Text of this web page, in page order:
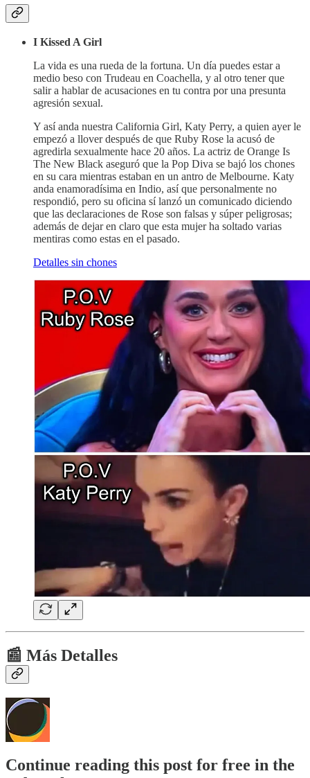
I Kissed A Girl
La vida es una rueda de la fortuna. Un día puedes estar a
medio beso con Trudeau en Coachella, y al otro tener que
salir a hablar de acusaciones en tu contra por una presunta
agresión sexual.
Y así anda nuestra California Girl, Katy Perry, a quien ayer le
empezó a llover después de que Ruby Rose la acusó de
agredirla sexualmente hace 20 años. La actriz de Orange Is
The New Black aseguró que la Pop Diva se bajó los chones
en su cara mientras estaban en un antro de Melbourne. Katy
anda enamoradísima en Indio, así que personalmente no
respondió, pero su oficina sí lanzó un comunicado diciendo
que las declaraciones de Rose son falsas y súper peligrosas;
además de dejar en claro que esta mujer ha soltado varias
mentiras como estas en el pasado.
Detalles sin chones
📰 Más Detalles
Continue reading this post for free in the